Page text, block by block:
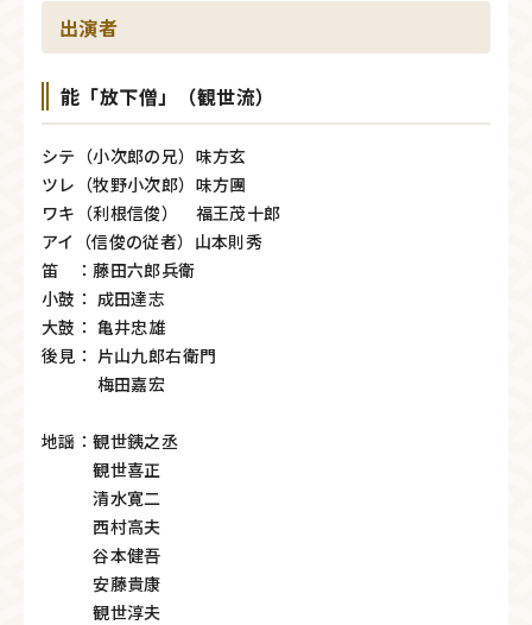
出演者
能「放下僧」（観世流）
シテ（小次郎の兄）味方玄
ツレ（牧野小次郎）味方團
ワキ（利根信俊） 福王茂十郎
アイ（信俊の従者）山本則秀
笛 ：藤田六郎兵衛
小鼓： 成田達志
大鼓： 亀井忠雄
後見： 片山九郎右衛門
梅田嘉宏
地謡：観世銕之丞
観世喜正
清水寛二
西村高夫
谷本健吾
安藤貴康
観世淳夫